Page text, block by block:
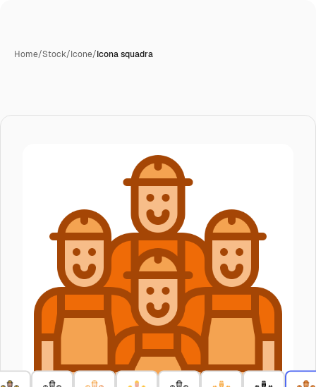
Home/Stock/Icone/Icona squadra